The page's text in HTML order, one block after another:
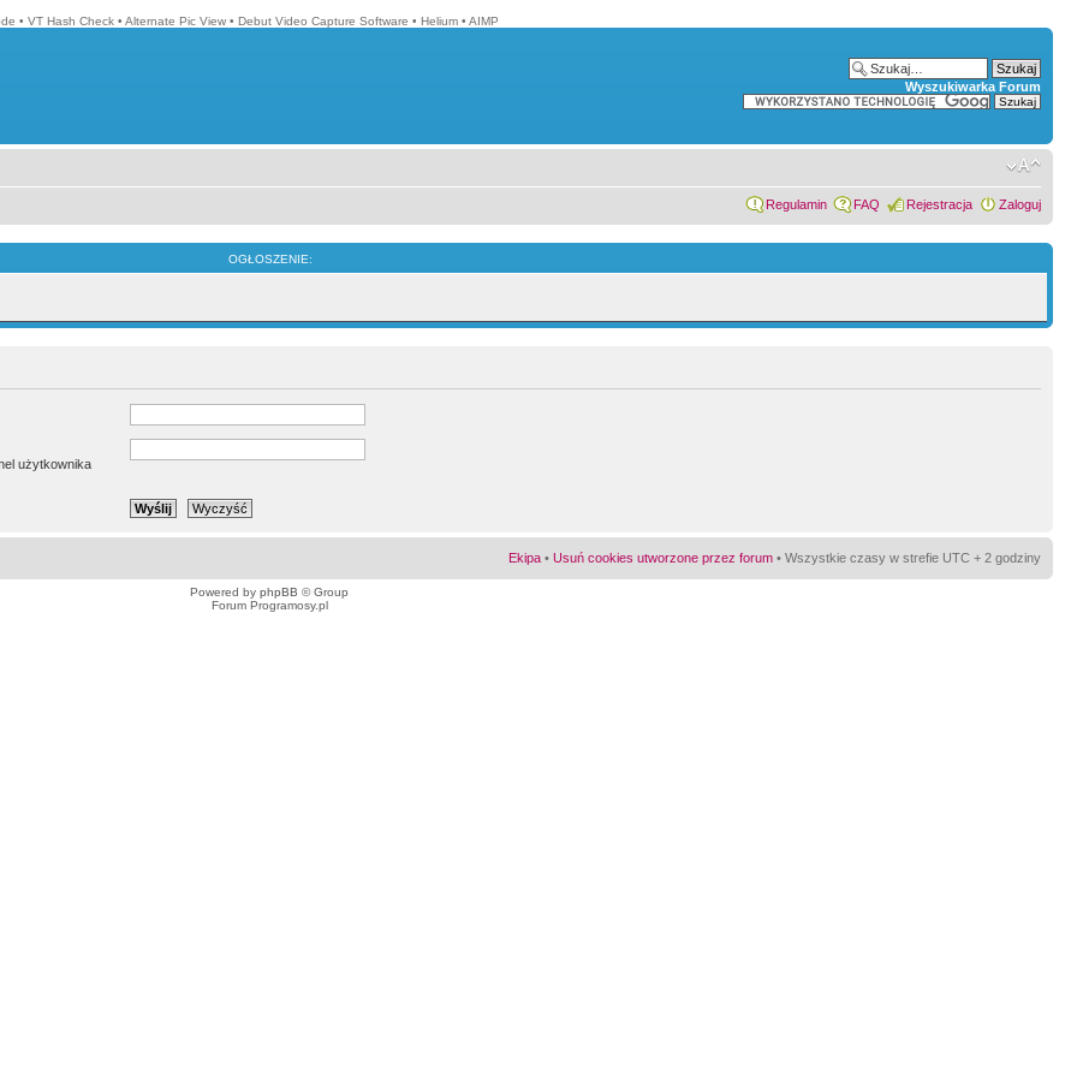
• VT Hash Check • Alternate Pic View • Debut Video Capture Software • Helium • AIMP
Wyszukiwarka Forum
Regulamin FAQ Rejestracja Zaloguj
OGŁOSZENIE:
użytkownika
Ekipa • Usuń cookies utworzone przez forum • Wszystkie czasy w strefie UTC + 2 godziny
Powered by phpBB © Group
Forum Programosy.pl